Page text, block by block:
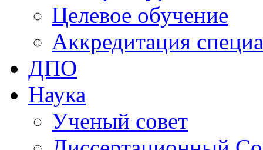
Целевое обучение
Аккредитация
ДПО
Наука
Ученый совет